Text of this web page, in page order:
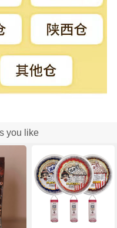
you like